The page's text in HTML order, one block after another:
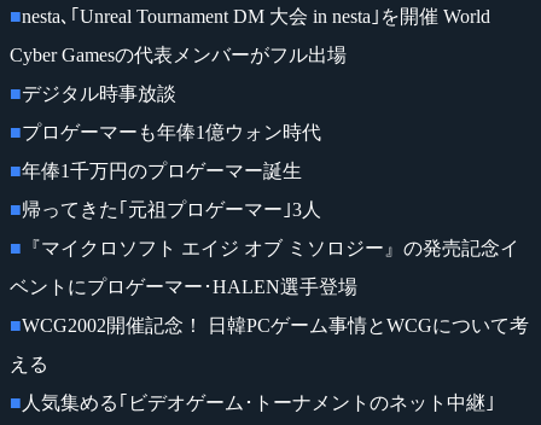
■nesta､｢Unreal Tournament DM 大会 in nesta｣を開催 World
Cyber Gamesの代表メンバーがフル出場
■デジタル時事放談
■プロゲーマーも年俸1億ウォン時代
■年俸1千万円のプロゲーマー誕生
■帰ってきた｢元祖プロゲーマー｣3人
■ 『マイクロソフト エイジ オブ ミソロジー』の発売記念イ
ベントにプロゲーマー･HALEN選手登場
■WCG2002開催記念！ 日韓PCゲーム事情とWCGについて考
える
■ 人気集める｢ビデオゲーム･トーナメントのネット中継｣